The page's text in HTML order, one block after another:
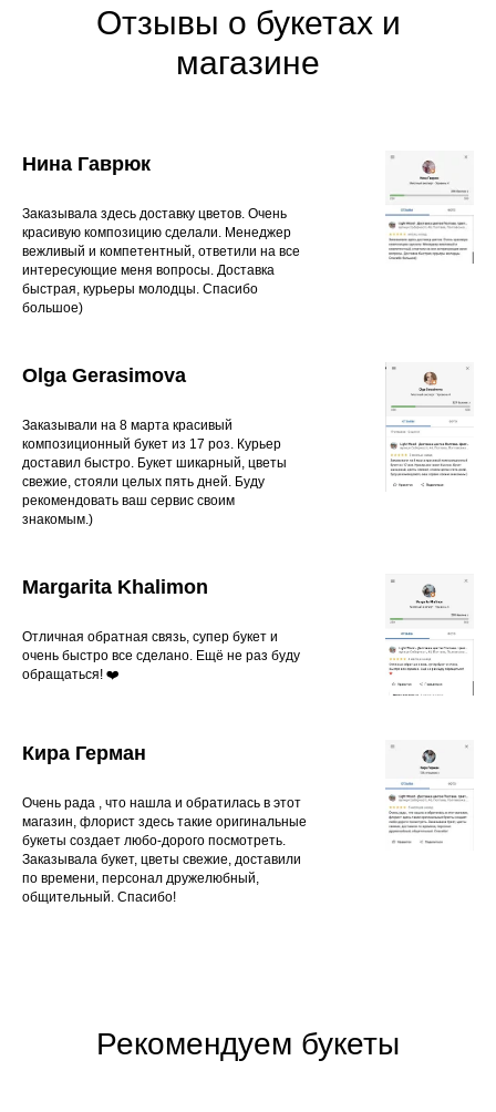
Отзывы о букетах и
магазине
Нина Гаврюк
Заказывала здесь доставку цветов. Очень
красивую композицию сделали. Менеджер
вежливый и компетентный, ответили на все
интересующие меня вопросы. Доставка
быстрая, курьеры молодцы. Спасибо
большое)
Olga Gerasimova
Заказывали на 8 марта красивый
композиционный букет из 17 роз. Курьер
доставил быстро. Букет шикарный, цветы
свежие, стояли целых пять дней. Буду
рекомендовать ваш сервис своим
знакомым.)
Margarita Khalimon
Отличная обратная связь, супер букет и
очень быстро все сделано. Ещё не раз буду
обращаться! ❤️
Кира Герман
Очень рада , что нашла и обратилась в этот
магазин, флорист здесь такие оригинальные
букеты создает любо-дорого посмотреть.
Заказывала букет, цветы свежие, доставили
по времени, персонал дружелюбный,
общительный. Спасибо!
Рекомендуем букеты